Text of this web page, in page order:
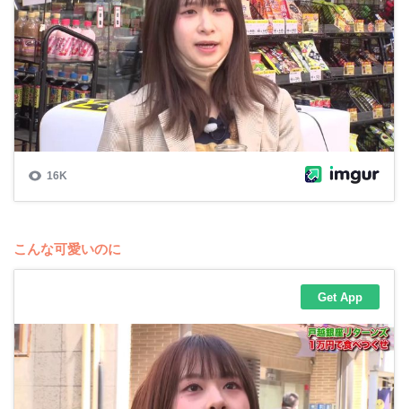
こんな可愛いのに